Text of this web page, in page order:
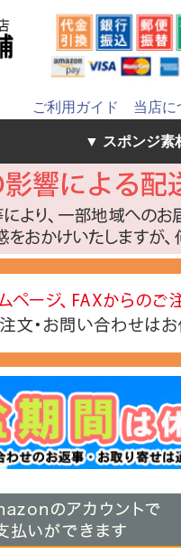
ご利用ガイド 当店に
▼ スポンジ素